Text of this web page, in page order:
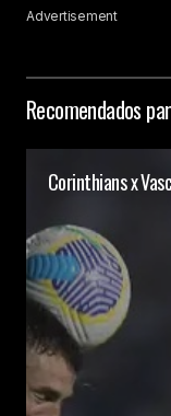
Advertisement
Recomendados
Corinthians x